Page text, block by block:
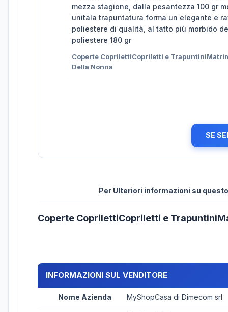
mezza stagione, dalla pesantezza 100 gr
unitala trapuntatura forma un elegante e
poliestere di qualità, al tatto più morbido
poliestere 180 gr
Coperte CoprilettiCopriletti e
Della Nonna
SE
Per Ulteriori informazioni su
Coperte CoprilettiCopriletti e
INFORMAZIONI SUL VENDITORE
Nome Azienda MyShopCasa di Dimecom srl